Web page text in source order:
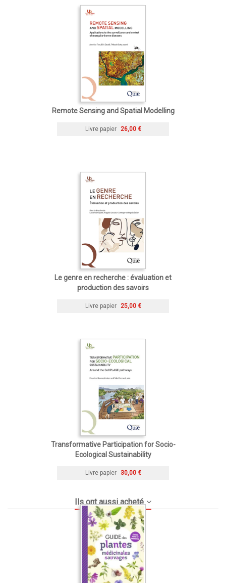
Remote Sensing and Spatial Modelling
Livre papier 26,00 €
Le genre en recherche : évaluation et
production des savoirs
Livre papier 25,00 €
Transformative Participation for Socio-
Ecological Sustainability
Livre papier 30,00 €
Ils ont aussi acheté